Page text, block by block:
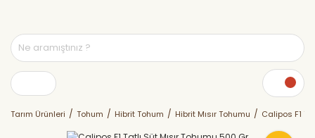
Tarım Ürünleri Tohum Hibrit Tohum Hibrit Mısır Tohumu Calipos F1